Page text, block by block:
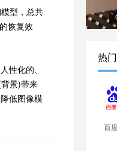
型，总共
恢复效
性化的、
景)带来
低图像模
热
百